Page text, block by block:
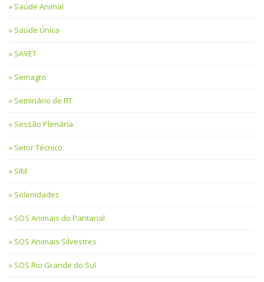
Saúde Animal
Saúde Única
SAVET
Semagro
Seminário de RT
Sessão Plenária
Setor Técnico
SIM
Solenidades
SOS Animais do Pantanal
SOS Animais Silvestres
SOS Rio Grande do Sul